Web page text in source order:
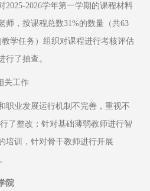
2025-2026学年第一学期的课程材料
师，按课程总数31%的数量（共63
学任务）组织对课程进行考核评估
行了抽查。
关工作
职业发展运行机制不完善，重视不
了整改；针对基础薄弱教师进行智
培训，针对骨干教师进行开展
院